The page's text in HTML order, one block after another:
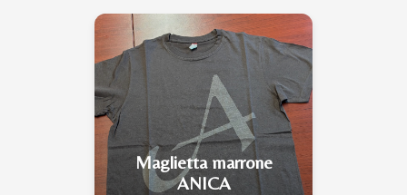
Maglietta marrone
ANICA